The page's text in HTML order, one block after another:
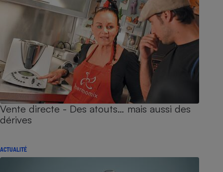
Vente directe - Des atouts… mais aussi des
dérives
ACTUALITÉ